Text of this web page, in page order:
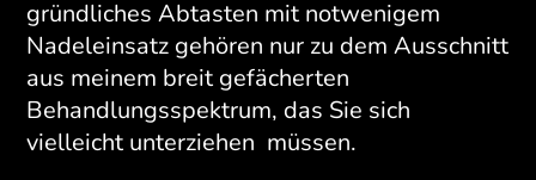
gründliches Abtasten mit notwenigem
Nadeleinsatz gehören nur zu dem Ausschnitt
aus meinem breit gefächerten
Behandlungsspektrum, das Sie sich
vielleicht unterziehen müssen.